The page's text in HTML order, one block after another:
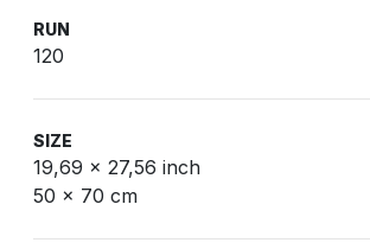
RUN
120
SIZE
19,69 x 27,56 inch
50 x 70 cm